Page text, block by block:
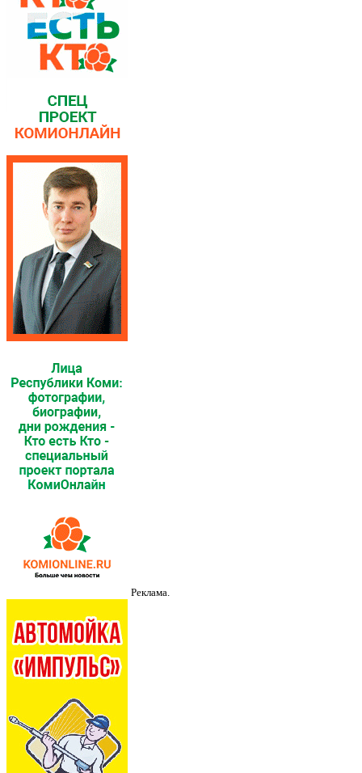
Реклама.